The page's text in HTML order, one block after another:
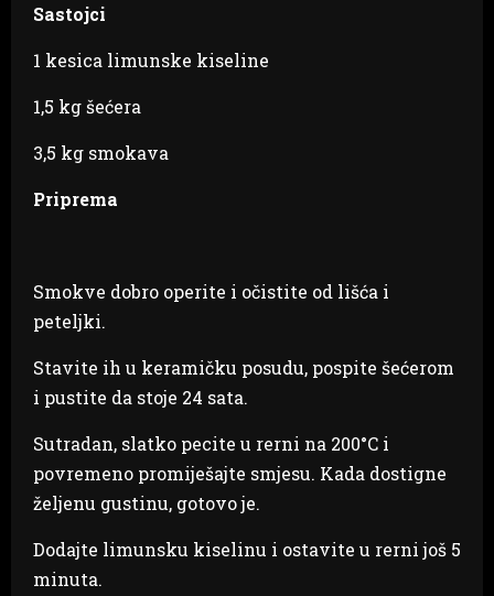
Sastojci
1 kesica limunske kiseline
1,5 kg šećera
3,5 kg smokava
Priprema
Smokve dobro operite i očistite od lišća i
peteljki.
Stavite ih u keramičku posudu, pospite šećerom
i pustite da stoje 24 sata.
Sutradan, slatko pecite u rerni na 200°C i
povremeno promiješajte smjesu. Kada dostigne
željenu gustinu, gotovo je.
Dodajte limunsku kiselinu i ostavite u rerni još 5
minuta.